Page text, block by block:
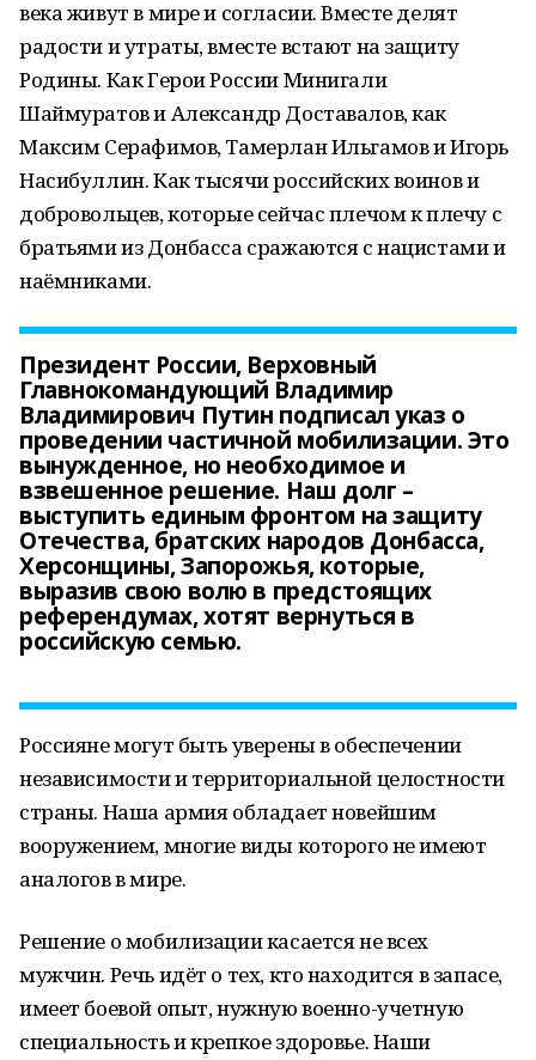
века живут в мире и согласии. Вместе делят
радости и утраты, вместе встают на защиту
Родины. Как Герои России Минигали
Шаймуратов и Александр Доставалов, как
Максим Серафимов, Тамерлан Ильгамов и Игорь
Насибуллин. Как тысячи российских воинов и
добровольцев, которые сейчас плечом к плечу с
братьями из Донбасса сражаются с нацистами и
наёмниками.
Президент России, Верховный
Главнокомандующий Владимир
Владимирович Путин подписал указ о
проведении частичной мобилизации. Это
вынужденное, но необходимое и
взвешенное решение. Наш долг –
выступить единым фронтом на защиту
Отечества, братских народов Донбасса,
Херсонщины, Запорожья, которые,
выразив свою волю в предстоящих
референдумах, хотят вернуться в
российскую семью.
Россияне могут быть уверены в обеспечении
независимости и территориальной целостности
страны. Наша армия обладает новейшим
вооружением, многие виды которого не имеют
аналогов в мире.
Решение о мобилизации касается не всех
мужчин. Речь идёт о тех, кто находится в запасе,
имеет боевой опыт, нужную военно-учетную
специальность и крепкое здоровье. Наши